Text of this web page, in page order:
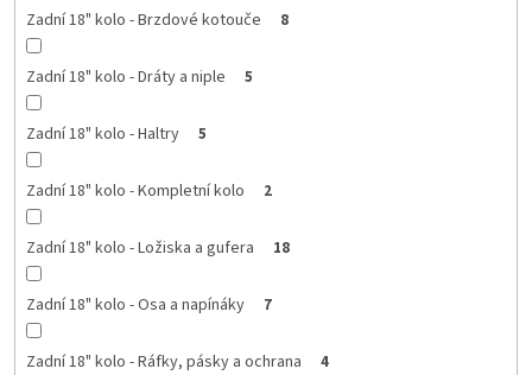
Zadní 18" kolo - Brzdové kotouče 8
Zadní 18" kolo - Dráty a niple 5
Zadní 18" kolo - Haltry 5
Zadní 18" kolo - Kompletní kolo 2
Zadní 18" kolo - Ložiska a gufera 18
Zadní 18" kolo - Osa a napínáky 7
Zadní 18" kolo - Ráfky, pásky a ochrana 4